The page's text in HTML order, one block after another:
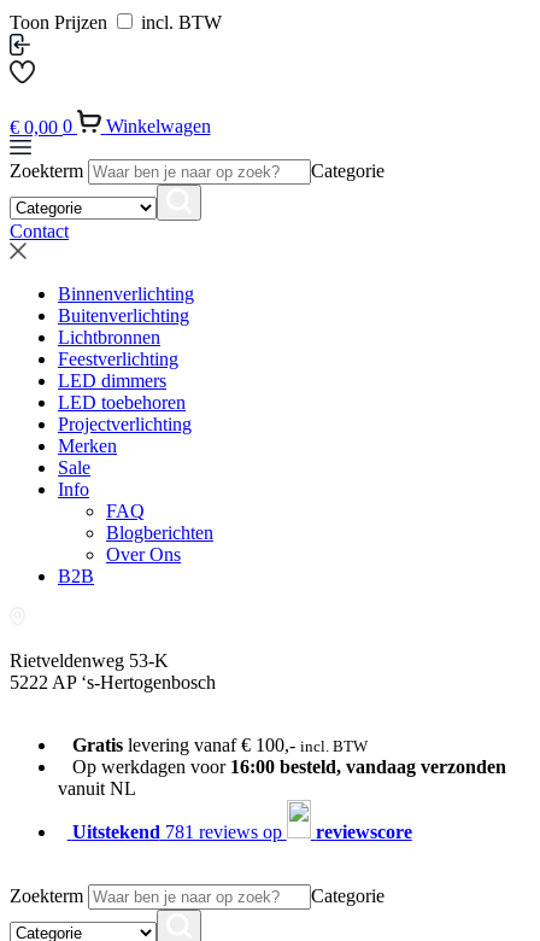
Toon Prijzen incl. BTW
€ 0,00 0 Winkelwagen
Zoekterm Categorie
Contact
Binnenverlichting
Buitenverlichting
Lichtbronnen
Feestverlichting
LED dimmers
LED toebehoren
Projectverlichting
Merken
Sale
Info
FAQ
Blogberichten
Over Ons
B2B
Rietveldenweg 53-K
5222 AP ‘s-Hertogenbosch
Gratislevering vanaf € 100,- incl. BTW
Op werkdagen voor 16:00 besteld, vandaag verzonden
vanuit NL
Uitstekend 781 reviews op reviewscore
Zoekterm Categorie